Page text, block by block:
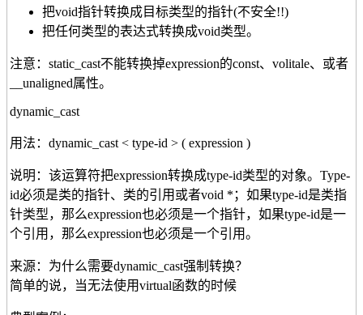
把void指针转换成目标类型的指针(不安全!!)
把任何类型的表达式转换成void类型。
注意：static_cast不能转换掉expression的const、volitale、或者
__unaligned属性。
dynamic_cast
用法：dynamic_cast < type-id > ( expression )
说明：该运算符把expression转换成type-id类型的对象。Type-
id必须是类的指针、类的引用或者void *；如果type-id是类指
针类型，那么expression也必须是一个指针，如果type-id是一
个引用，那么expression也必须是一个引用。
来源：为什么需要dynamic_cast强制转换？
简单的说，当无法使用virtual函数的时候